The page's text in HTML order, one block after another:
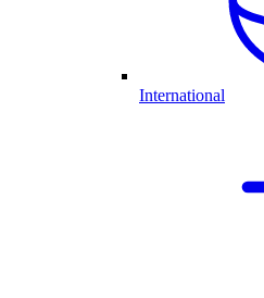
International